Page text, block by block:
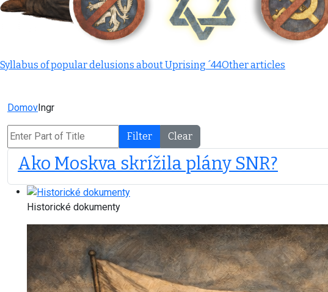
Syllabus of popular delusions about Uprising ´44Other articles
DomovIngr
Enter Part of Title Filter Clear
Ako Moskva skrížila plány SNR?
Historické dokumenty